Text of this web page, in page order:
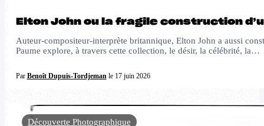
Elton John ou la fragile construction
Auteur-compositeur-interprète britannique, Elton John a aussi
Paume explore, à travers cette collection, le désir, la célébrité, la…
Par Benoît Dupuis-Tordjemanle 17 juin 2026
Découverte Photographique